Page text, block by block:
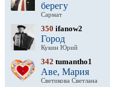
берегу
Сармат
350 ifanow2
Город
Кукин Юрий
342 tumantho1
Аве, Мария
Светикова Светлана